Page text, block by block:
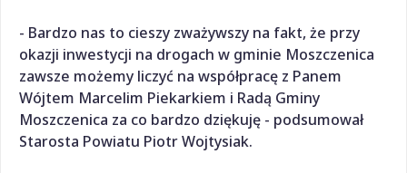
- Bardzo nas to cieszy zważywszy na fakt, że przy
okazji inwestycji na drogach w gminie Moszczenica
zawsze możemy liczyć na współpracę z Panem
Wójtem Marcelim Piekarkiem i Radą Gminy
Moszczenica za co bardzo dziękuję - podsumował
Starosta Powiatu Piotr Wojtysiak.